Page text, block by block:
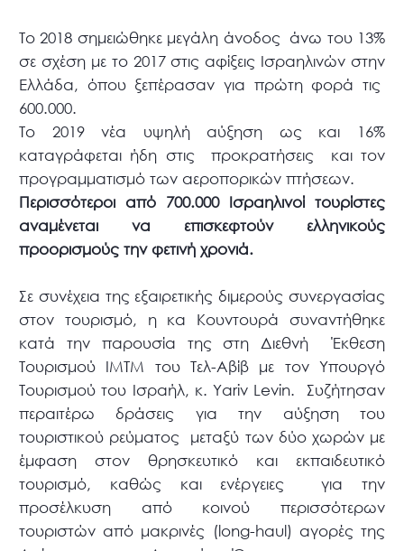
Το 2018 σημειώθηκε μεγάλη άνοδος άνω του 13%
σε σχέση με το 2017 στις αφίξεις Ισραηλινών στην
Ελλάδα, όπου ξεπέρασαν για πρώτη φορά τις
600.000.
Το 2019 νέα υψηλή αύξηση ως και 16%
καταγράφεται ήδη στις προκρατήσεις και τον
προγραμματισμό των αεροπορικών πτήσεων.
Περισσότεροι από 700.000 Ισραηλινοί τουρίστες
αναμένεται να επισκεφτούν ελληνικούς
προορισμούς την φετινή χρονιά.
Σε συνέχεια της εξαιρετικής διμερούς συνεργασίας
στον τουρισμό, η κα Κουντουρά συναντήθηκε
κατά την παρουσία της στη Διεθνή Έκθεση
Τουρισμού ΙΜΤΜ του Τελ-Αβίβ με τον Υπουργό
Τουρισμού του Ισραήλ, κ. Yariv Levin. Συζήτησαν
περαιτέρω δράσεις για την αύξηση του
τουριστικού ρεύματος μεταξύ των δύο χωρών με
έμφαση στον θρησκευτικό και εκπαιδευτικό
τουρισμό, καθώς και ενέργειες για την
προσέλκυση από κοινού περισσότερων
τουριστών από μακρινές (long-haul) αγορές της